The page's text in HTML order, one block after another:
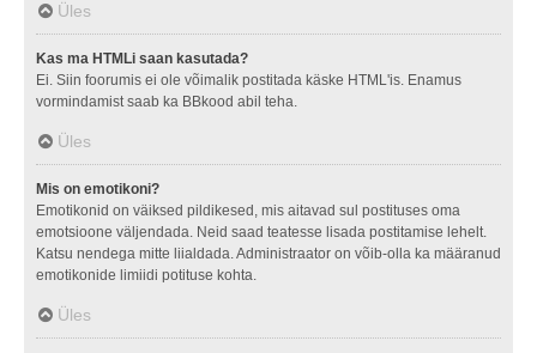
Üles
Kas ma HTMLi saan kasutada?
Ei. Siin foorumis ei ole võimalik postitada käske HTML'is. Enamus
vormindamist saab ka BBkood abil teha.
Üles
Mis on emotikoni?
Emotikonid on väiksed pildikesed, mis aitavad sul postituses oma
emotsioone väljendada. Neid saad teatesse lisada postitamise lehelt.
Katsu nendega mitte liialdada. Administraator on võib-olla ka määranud
emotikonide limiidi potituse kohta.
Üles